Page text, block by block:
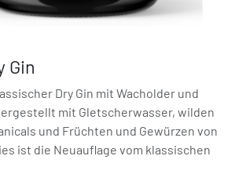
Gin
Dry Gin mit Wacholder und
mit Gletscherwasser, wilden
und Früchten und Gewürzen von
ist die Neuauflage vom klassischen